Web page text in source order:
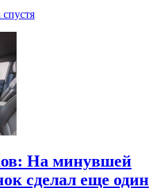
спустя
На минувшей
сделал еще один